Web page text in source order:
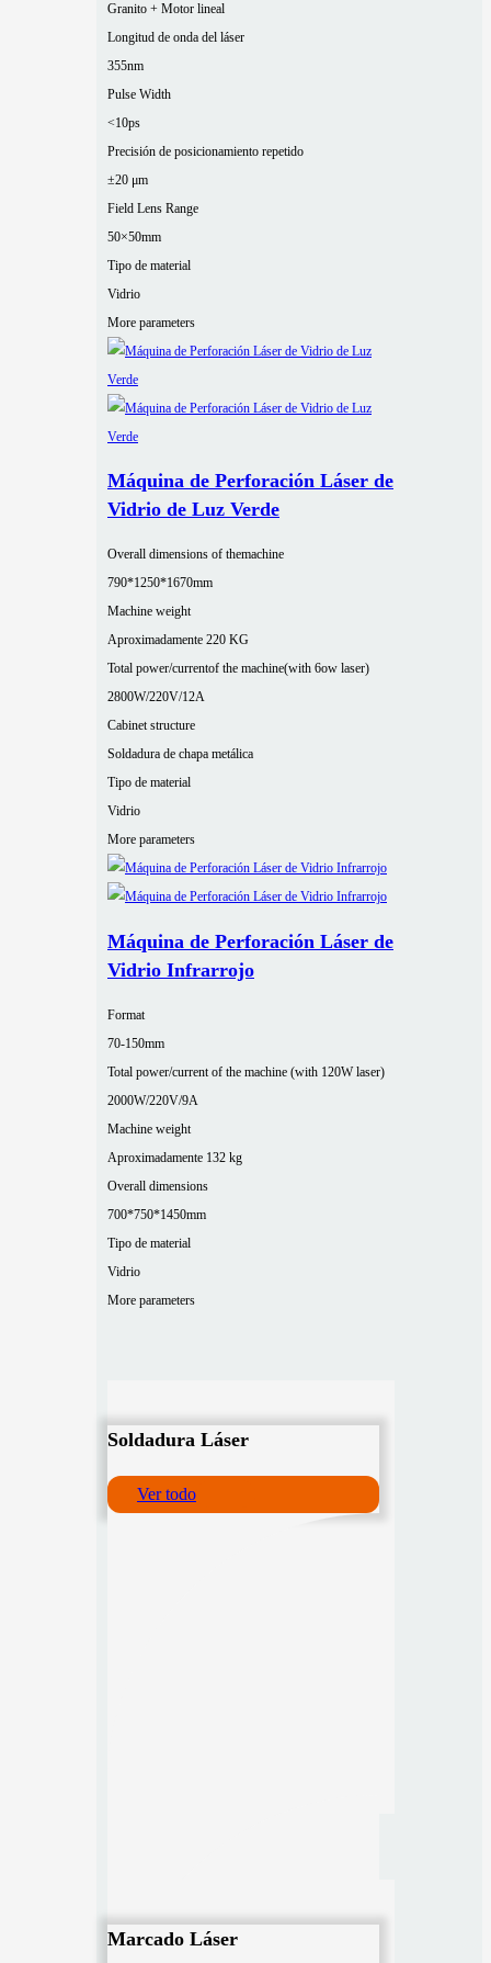
Granito + Motor lineal
Longitud de onda del láser
355nm
Pulse Width
<10ps
Precisión de posicionamiento repetido
±20 μm
Field Lens Range
50×50mm
Tipo de material
Vidrio
More parameters
Máquina de Perforación Láser de
Vidrio de Luz Verde
Overall dimensions of themachine
790*1250*1670mm
Machine weight
Aproximadamente 220 KG
Total power/currentof the machine(with 6ow laser)
2800W/220V/12A
Cabinet structure
Soldadura de chapa metálica
Tipo de material
Vidrio
More parameters
Máquina de Perforación Láser de
Vidrio Infrarrojo
Format
70-150mm
Total power/current of the machine (with 120W laser)
2000W/220V/9A
Machine weight
Aproximadamente 132 kg
Overall dimensions
700*750*1450mm
Tipo de material
Vidrio
More parameters
Soldadura Láser
Ver todo
Marcado Láser